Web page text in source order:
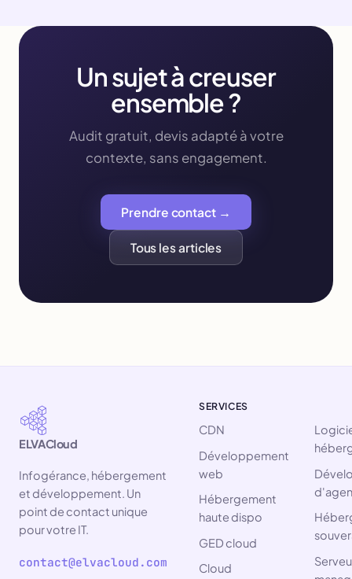
Un sujet à creuser
ensemble ?
Audit gratuit, devis adapté à votre
contexte, sans engagement.
Prendre contact →
Tous les articles
ELVACloud
Infogérance, hébergement
et développement. Un
point de contact unique
pour votre IT.
contact@elvacloud.com
SERVICES
CDN
Développement
web
Hébergement
haute dispo
GED cloud
Cloud